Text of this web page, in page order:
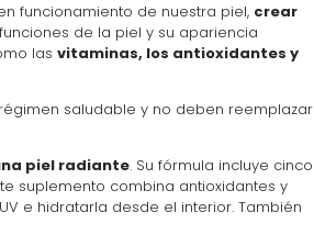
funcionamiento de nuestra piel, crear
funciones de la piel y su apariencia
las vitaminas, los antioxidantes y
saludable y no deben reemplazar
piel radiante. Su fórmula incluye cinco
suplemento combina antioxidantes y
e hidratarla desde el interior. También